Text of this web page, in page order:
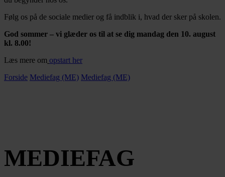
Følg os på de sociale medier og få indblik i, hvad der sker på skolen.
God sommer – vi glæder os til at se dig mandag den 10. august
kl. 8.00!
Læs mere om opstart her
Forside Mediefag (ME) Mediefag (ME)
MEDIEFAG